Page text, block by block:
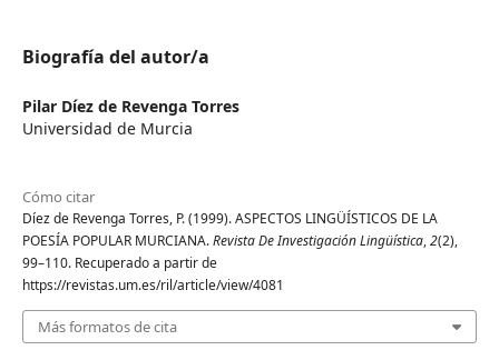
Biografía del autor/a
Pilar Díez de Revenga Torres
Universidad de Murcia
Cómo citar
Díez de Revenga Torres, P. (1999). ASPECTOS LINGÜÍSTICOS DE LA
POESÍA POPULAR MURCIANA.Revista De Investigación Lingüística,2(2),
99–110. Recuperado a partir de
https://revistas.um.es/ril/article/view/4081
Más formatos de cita